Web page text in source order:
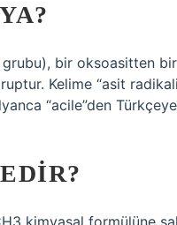
bir oksoasitten
Kelime “asit
“acile”den
kimyasal formülüne